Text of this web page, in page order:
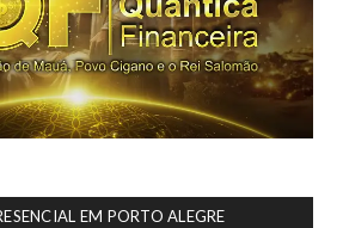
EM PORTO ALEGRE